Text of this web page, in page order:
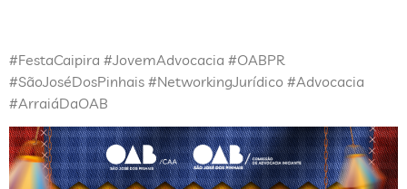
#FestaCaipira #JovemAdvocacia #OABPR
#SãoJoséDosPinhais #NetworkingJurídico #Advocacia
#ArraiáDaOAB